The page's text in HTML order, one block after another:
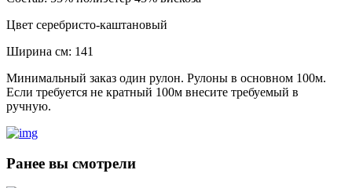
Цвет серебристо-каштановый
Ширина см: 141
Минимальный заказ один рулон. Рулоны в основном 100м.
Если требуется не кратный 100м внесите требуемый в
ручную.
Ранее вы смотрели